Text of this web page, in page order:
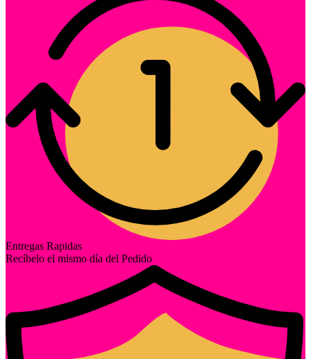
Entregas Rapidas
Recíbelo el mismo día del Pedido